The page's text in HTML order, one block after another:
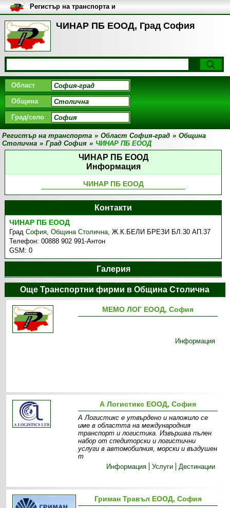
ЧИНАР ПБ ЕООД, Град София
Регистър на транспорта и
транспортните фирми в
България
Област
Община
Град/село
Регистър на транспорта » Област София-град » Община
Столична » Град София » ЧИНАР ПБ ЕООД
ЧИНАР ПБ ЕООД
Информация
ЧИНАР ПБ ЕООД
Контакти
ЧИНАР ПБ ЕООД
ГрадСофия,Община Столична,Ж.К.БЕЛИ БРЕЗИ БЛ.30 АП.37
Телефон:00888 902 991-Антон
GSM:0
Галерия
Още Транспортни фирми в Община Столична
МЕМО ЛОГ ЕООД, София
Информация
А Логистикс ЕООД, София
А Логистикс е утвърдено и наложило се
име в областта на международния
транспорт и логистика. Извършва пълен
набор от спедиторски и логистични
услуги в автомобилния, морски и въздушен
т
Информация
Услуги Дестинации
Гриман Травъл ЕООД, София